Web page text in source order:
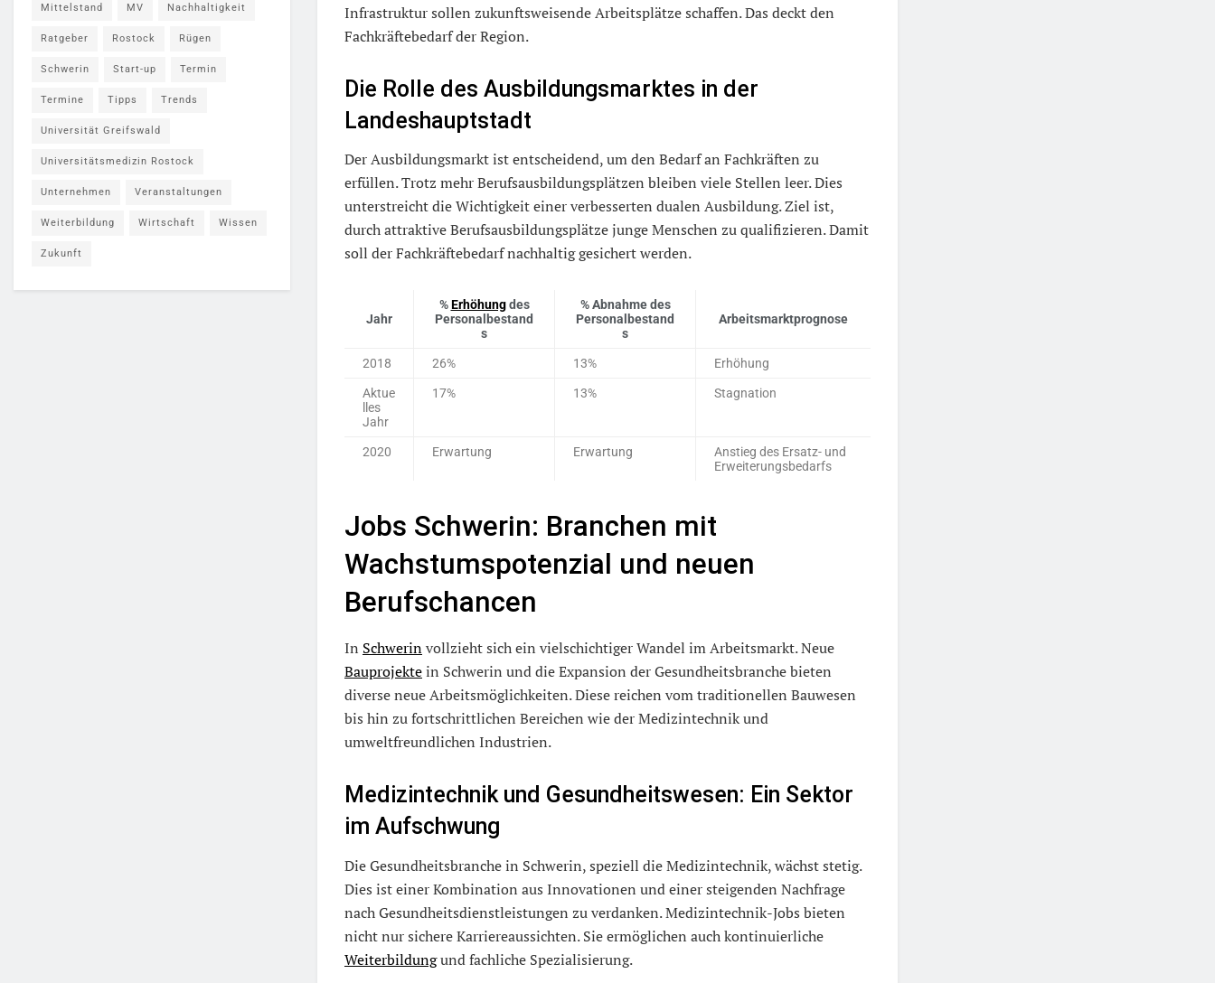
Infrastruktur sollen zukunftsweisende Arbeitsplätze schaffen. Das deckt den
Fachkräftebedarf der Region.
Die Rolle des Ausbildungsmarktes in der
Landeshauptstadt
Der Ausbildungsmarkt ist entscheidend, um den Bedarf an Fachkräften zu
erfüllen. Trotz mehr Berufsausbildungsplätzen bleiben viele Stellen leer. Dies
unterstreicht die Wichtigkeit einer verbesserten dualen Ausbildung. Ziel ist,
durch attraktive Berufsausbildungsplätze junge Menschen zu qualifizieren. Damit
soll der Fachkräftebedarf nachhaltig gesichert werden.
Jahr
%Erhöhungdes
Personalbestand
s
% Abnahme des
Personalbestand
s
Arbeitsmarktprognose
2018 26% 13% Erhöhung
Aktue
lles
Jahr
17% 13% Stagnation
2020 Erwartung Erwartung
Anstieg des Ersatz- und
Erweiterungsbedarfs
Jobs Schwerin: Branchen mit
Wachstumspotenzial und neuen
Berufschancen
In Schwerinvollzieht sich ein vielschichtiger Wandel im Arbeitsmarkt. Neue
Bauprojektein Schwerin und die Expansion der Gesundheitsbranche bieten
diverse neue Arbeitsmöglichkeiten. Diese reichen vom traditionellen Bauwesen
bis hin zu fortschrittlichen Bereichen wie der Medizintechnik und
umweltfreundlichen Industrien.
Medizintechnik und Gesundheitswesen: Ein Sektor
im Aufschwung
Die Gesundheitsbranche in Schwerin, speziell die Medizintechnik, wächst stetig.
Dies ist einer Kombination aus Innovationen und einer steigenden Nachfrage
nach Gesundheitsdienstleistungen zu verdanken. Medizintechnik-Jobs bieten
nicht nur sichere Karriereaussichten. Sie ermöglichen auch kontinuierliche
Weiterbildungund fachliche Spezialisierung.
Mittelstand MV Nachhaltigkeit
Ratgeber Rostock Rügen
Schwerin Start-up Termin
Termine Tipps Trends
Universität Greifswald
Universitätsmedizin Rostock
Unternehmen Veranstaltungen
Weiterbildung Wirtschaft Wissen
Zukunft